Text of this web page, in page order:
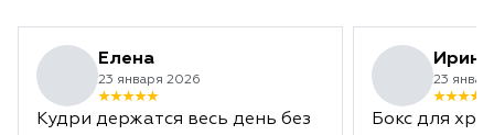
Елена
23 января 2026
Кудри держатся весь день без
Ирина
23
Бокс для